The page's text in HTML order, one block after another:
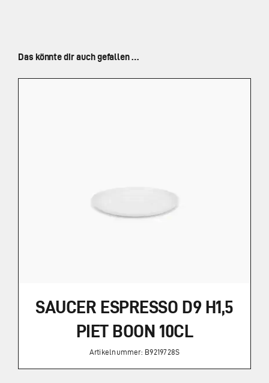
Das könnte dir auch gefallen …
SAUCER ESPRESSO D9 H1,5
PIET BOON 10CL
Artikelnummer: B9219728S